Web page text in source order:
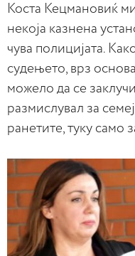
Koста Кецмановиќ
некоја казнена
чува полицијата.
судењето, врз
можело да се
размислувал за
ранетите, туку само